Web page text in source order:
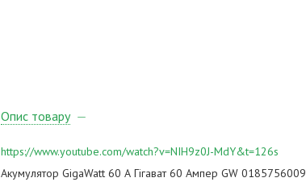
Опис товару
https://www.youtube.com/watch?v=NIH9z0J-MdY&t=126s
Акумулятор GigaWatt 60 А Гігават 60 Ампер GW 0185756009